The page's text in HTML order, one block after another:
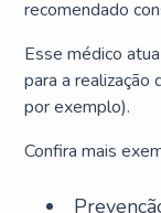
recomendado
Esse médico
para a realização
por exemplo).
Confira mais